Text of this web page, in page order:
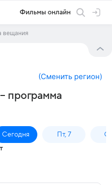
Фильмы онлайн
вещания
(Сменить регион)
программа
Сегодня Пт, 7